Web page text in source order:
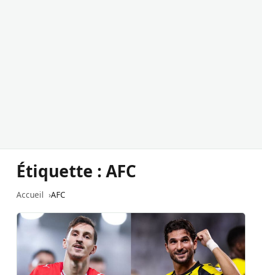
Étiquette : AFC
Accueil AFC